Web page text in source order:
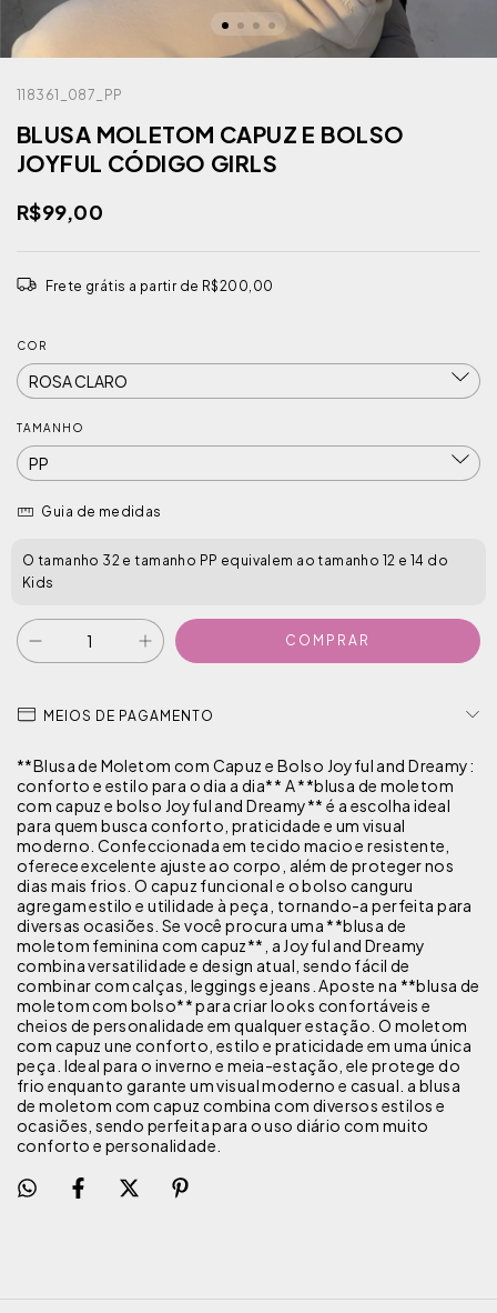
118361_087_PP
BLUSA MOLETOM CAPUZ E BOLSO
JOYFUL CÓDIGO GIRLS
R$99,00
Frete grátis a partir de R$200,00
COR
TAMANHO
Guia de medidas
O tamanho 32 e tamanho PP equivalem ao tamanho 12 e 14 do
Kids
MEIOS DE PAGAMENTO
**Blusa de Moletom com Capuz e Bolso Joyful and Dreamy:
conforto e estilo para o dia a dia** A **blusa de moletom
com capuz e bolso Joyful and Dreamy** é a escolha ideal
para quem busca conforto, praticidade e um visual
moderno. Confeccionada em tecido macio e resistente,
oferece excelente ajuste ao corpo, além de proteger nos
dias mais frios. O capuz funcional e o bolso canguru
agregam estilo e utilidade à peça, tornando-a perfeita para
diversas ocasiões. Se você procura uma **blusa de
moletom feminina com capuz**, a Joyful and Dreamy
combina versatilidade e design atual, sendo fácil de
combinar com calças, leggings e jeans. Aposte na **blusa de
moletom com bolso** para criar looks confortáveis e
cheios de personalidade em qualquer estação. O moletom
com capuz une conforto, estilo e praticidade em uma única
peça. Ideal para o inverno e meia-estação, ele protege do
frio enquanto garante um visual moderno e casual. a blusa
de moletom com capuz combina com diversos estilos e
ocasiões, sendo perfeita para o uso diário com muito
conforto e personalidade.